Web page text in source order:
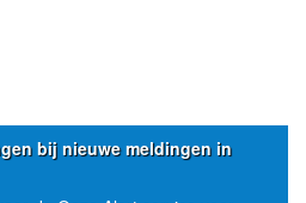
bij nieuwe meldingen in